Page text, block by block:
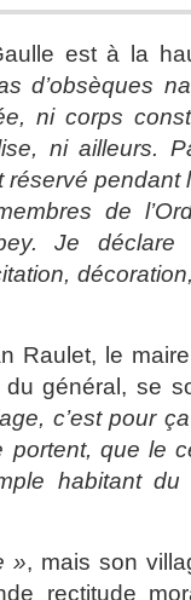
est à la
d’obsèques
ni corps
ni ailleurs.
pendant
de
Je déclare
Raulet, le
général, se
c’est pour
que le
habitant du
», mais son
rectitude